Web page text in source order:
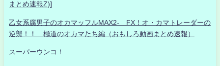
まとめ速報Z)]
乙女系腐男子のオカマッフルMAX2- FX！オ・カマトレーダーの
逆襲！！ 極道のオカマたち編（おもしろ動画まとめ速報）
スーパーウンコ！